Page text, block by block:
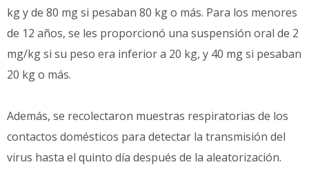
kg y de 80 mg si pesaban 80 kg o más. Para los menores
de 12 años, se les proporcionó una suspensión oral de 2
mg/kg si su peso era inferior a 20 kg, y 40 mg si pesaban
20 kg o más.
Además, se recolectaron muestras respiratorias de los
contactos domésticos para detectar la transmisión del
virus hasta el quinto día después de la aleatorización.